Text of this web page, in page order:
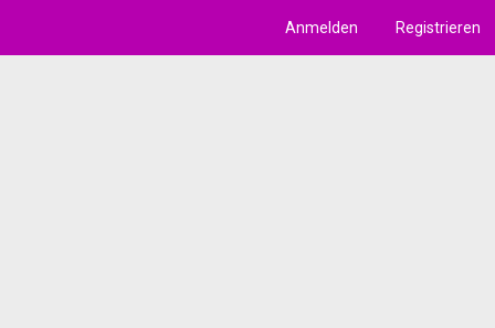
Anmelden Registrieren